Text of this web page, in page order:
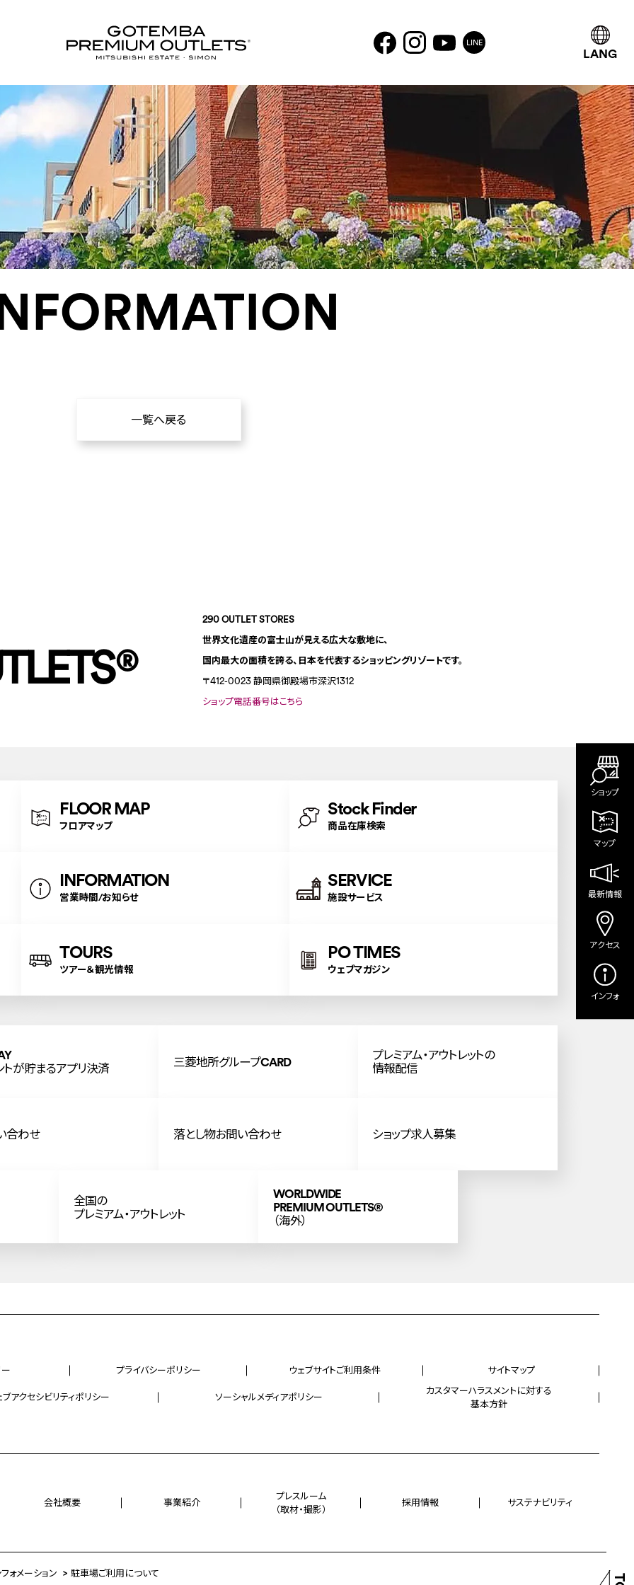
LANG
LINE
ショップ
マップ
最新情報
アクセス
インフォ
一覧へ戻る
®
290 OUTLET STORES
世界文化遺産の富士山が見える広大な敷地に、
国内最大の面積を誇る、日本を代表するショッピングリゾートです。
〒412-0023静岡県御殿場市深沢1312
ショップ電話番号はこちら
FLOOR MAP
フロアマップ
Stock Finder
商品在庫検索
INFORMATION
営業時間/お知らせ
SERVICE
施設サービス
TOURS
ツアー＆観光情報
PO TIMES
ウェブマガジン
トが貯まるアプリ決済
三菱地所グループCARD
プレミアム・アウトレットの
情報配信
合わせ 落とし物お問い合わせ ショップ求人募集
全国の
プレミアム・アウトレット
WORLDWIDE
PREMIUM OUTLETS®
（海外）
プライバシーポリシー ウェブサイトご利用条件 サイトマップ
ブアクセシビリティポリシー ソーシャルメディアポリシー
カスタマーハラスメントに対する
基本方針
会社概要 事業紹介
プレスルーム
（取材・撮影）
採用情報 サステナビリティ
フォメーション 駐車場ご利用について